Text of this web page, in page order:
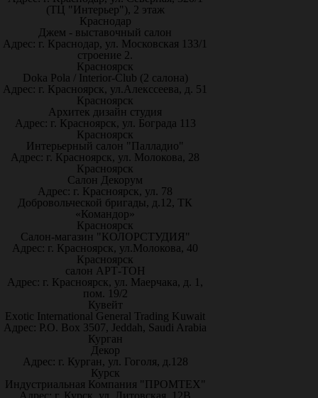
(ТЦ "Интерьер"), 2 этаж
Краснодар
Джем - выставочный салон
Адрес: г. Краснодар, ул. Московская 133/1
строение 2.
Красноярск
Doka Pola / Interior-Club (2 салона)
Адрес: г. Красноярск, ул.Алекссеева, д. 51
Красноярск
Архитек дизайн студия
Адрес: г. Красноярск, ул. Бограда 113
Красноярск
Интерьерный салон "Палладио"
Адрес: г. Красноярск, ул. Молокова, 28
Красноярск
Салон Декорум
Адрес: г. Красноярск, ул. 78
Добровольческой бригады, д.12, ТК
«Командор»
Красноярск
Салон-магазин "КОЛОРСТУДИЯ"
Адрес: г. Красноярск, ул.Молокова, 40
Красноярск
салон АРТ-ТОН
Адрес: г. Красноярск, ул. Маерчака, д. 1,
пом. 19/2
Кувейт
Exotic International General Trading Kuwait
Адрес: P.O. Box 3507, Jeddah, Saudi Arabia
Курган
Декор
Адрес: г. Курган, ул. Гоголя, д.128
Курск
Индустриальная Компания "ПРОМТЕХ"
Адрес: г. Курск, ул. Литовская, 12В